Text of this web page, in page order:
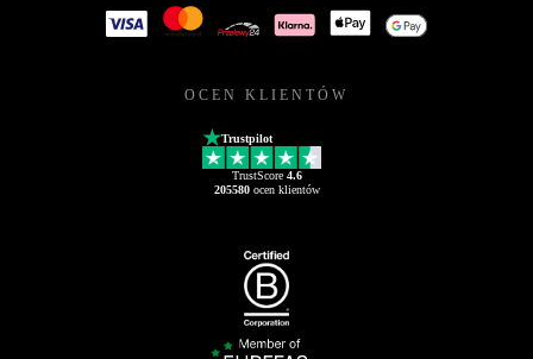
OCEN KLIENTÓW
Trustpilot
TrustScore 4.6
205580ocen klientów